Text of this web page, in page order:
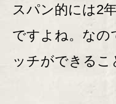
スパン的には2
ですよね。なの
ッチができる